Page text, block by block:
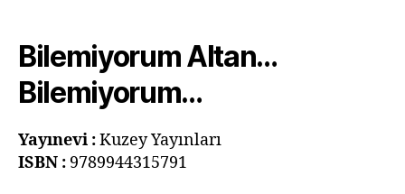
Bilemiyorum Altan…
Bilemiyorum…
Yayınevi :Kuzey Yayınları
ISBN : 9789944315791